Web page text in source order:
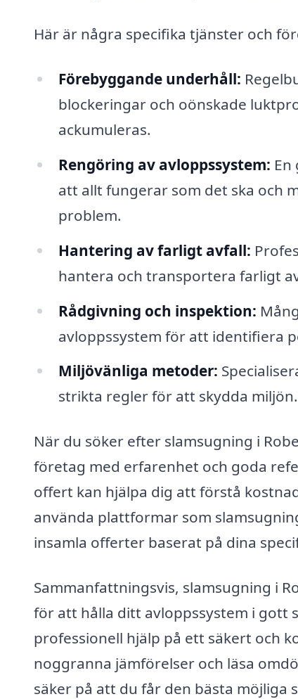
Här är några specifika tjänster och
Förebyggande underhåll:
blockeringar och oönskade
ackumuleras.
Rengöring av avloppssystem:
att allt fungerar som det ska och
problem.
Hantering av farligt avfall:
hantera och transportera farligt
Rådgivning och inspektion:
avloppssystem för att identifiera
Miljövänliga metoder:
strikta regler för att skydda miljön.
När du söker efter slamsugning i
företag med erfarenhet och goda
offert kan hjälpa dig att förstå
använda plattformar som
insamla offerter baserat på dina
Sammanfattningsvis, slamsugning i
för att hålla ditt avloppssystem i gott
professionell hjälp på ett säkert och
noggranna jämförelser och läsa
säker på att du får den bästa möjliga